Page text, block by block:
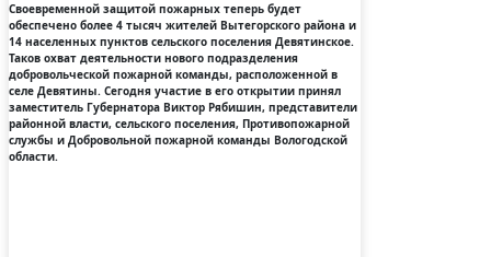
Своевременной защитой пожарных теперь будет
обеспечено более 4 тысяч жителей Вытегорского района и
14 населенных пунктов сельского поселения Девятинское.
Таков охват деятельности нового подразделения
добровольческой пожарной команды, расположенной в
селе Девятины. Сегодня участие в его открытии принял
заместитель Губернатора Виктор Рябишин, представители
районной власти, сельского поселения, Противопожарной
службы и Добровольной пожарной команды Вологодской
области.